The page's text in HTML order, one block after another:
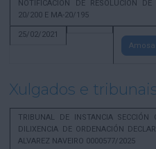
NOTIFICACION DE RESOLUCION
20/200 E MA-20/195
25/02/2021
Amosar
Xulgados e
TRIBUNAL DE INSTANCIA
DILIXENCIA DE ORDENACIÓN
ALVAREZ NAVEIRO 0000577/2025